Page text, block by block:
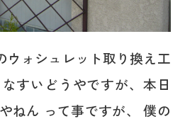
ウォシュレット取り換え工
すいどうやですが、本日
ねん って事ですが、 僕の